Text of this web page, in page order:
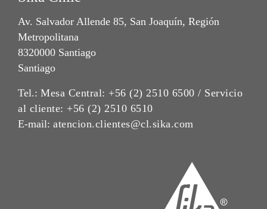
Av. Salvador Allende 85, San Joaquín, Región
Metropolitana
8320000 Santiago
Santiago
Tel.: Mesa Central: +56 (2) 2510 6500 / Servicio
al cliente: +56 (2) 2510 6510
E-mail: atencion.clientes@cl.sika.com